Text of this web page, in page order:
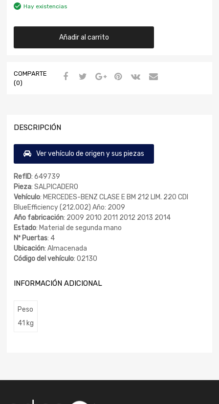
Hay existencias
Añadir al carrito
COMPARTE
(0)
DESCRIPCIÓN
Ver vehículo de origen y sus piezas
RefID: 649739
Pieza: SALPICADERO
Vehículo: MERCEDES-BENZ CLASE E BM 212 LIM. 220 CDI
BlueEfficiency (212.002) Año: 2009
Año fabricación: 2009 2010 2011 2012 2013 2014
Estado: Material de segunda mano
Nº Puertas: 4
Ubicación: Almacenada
Código del vehículo: 02130
INFORMACIÓN ADICIONAL
Peso
41 kg